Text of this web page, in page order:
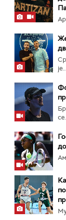
је...